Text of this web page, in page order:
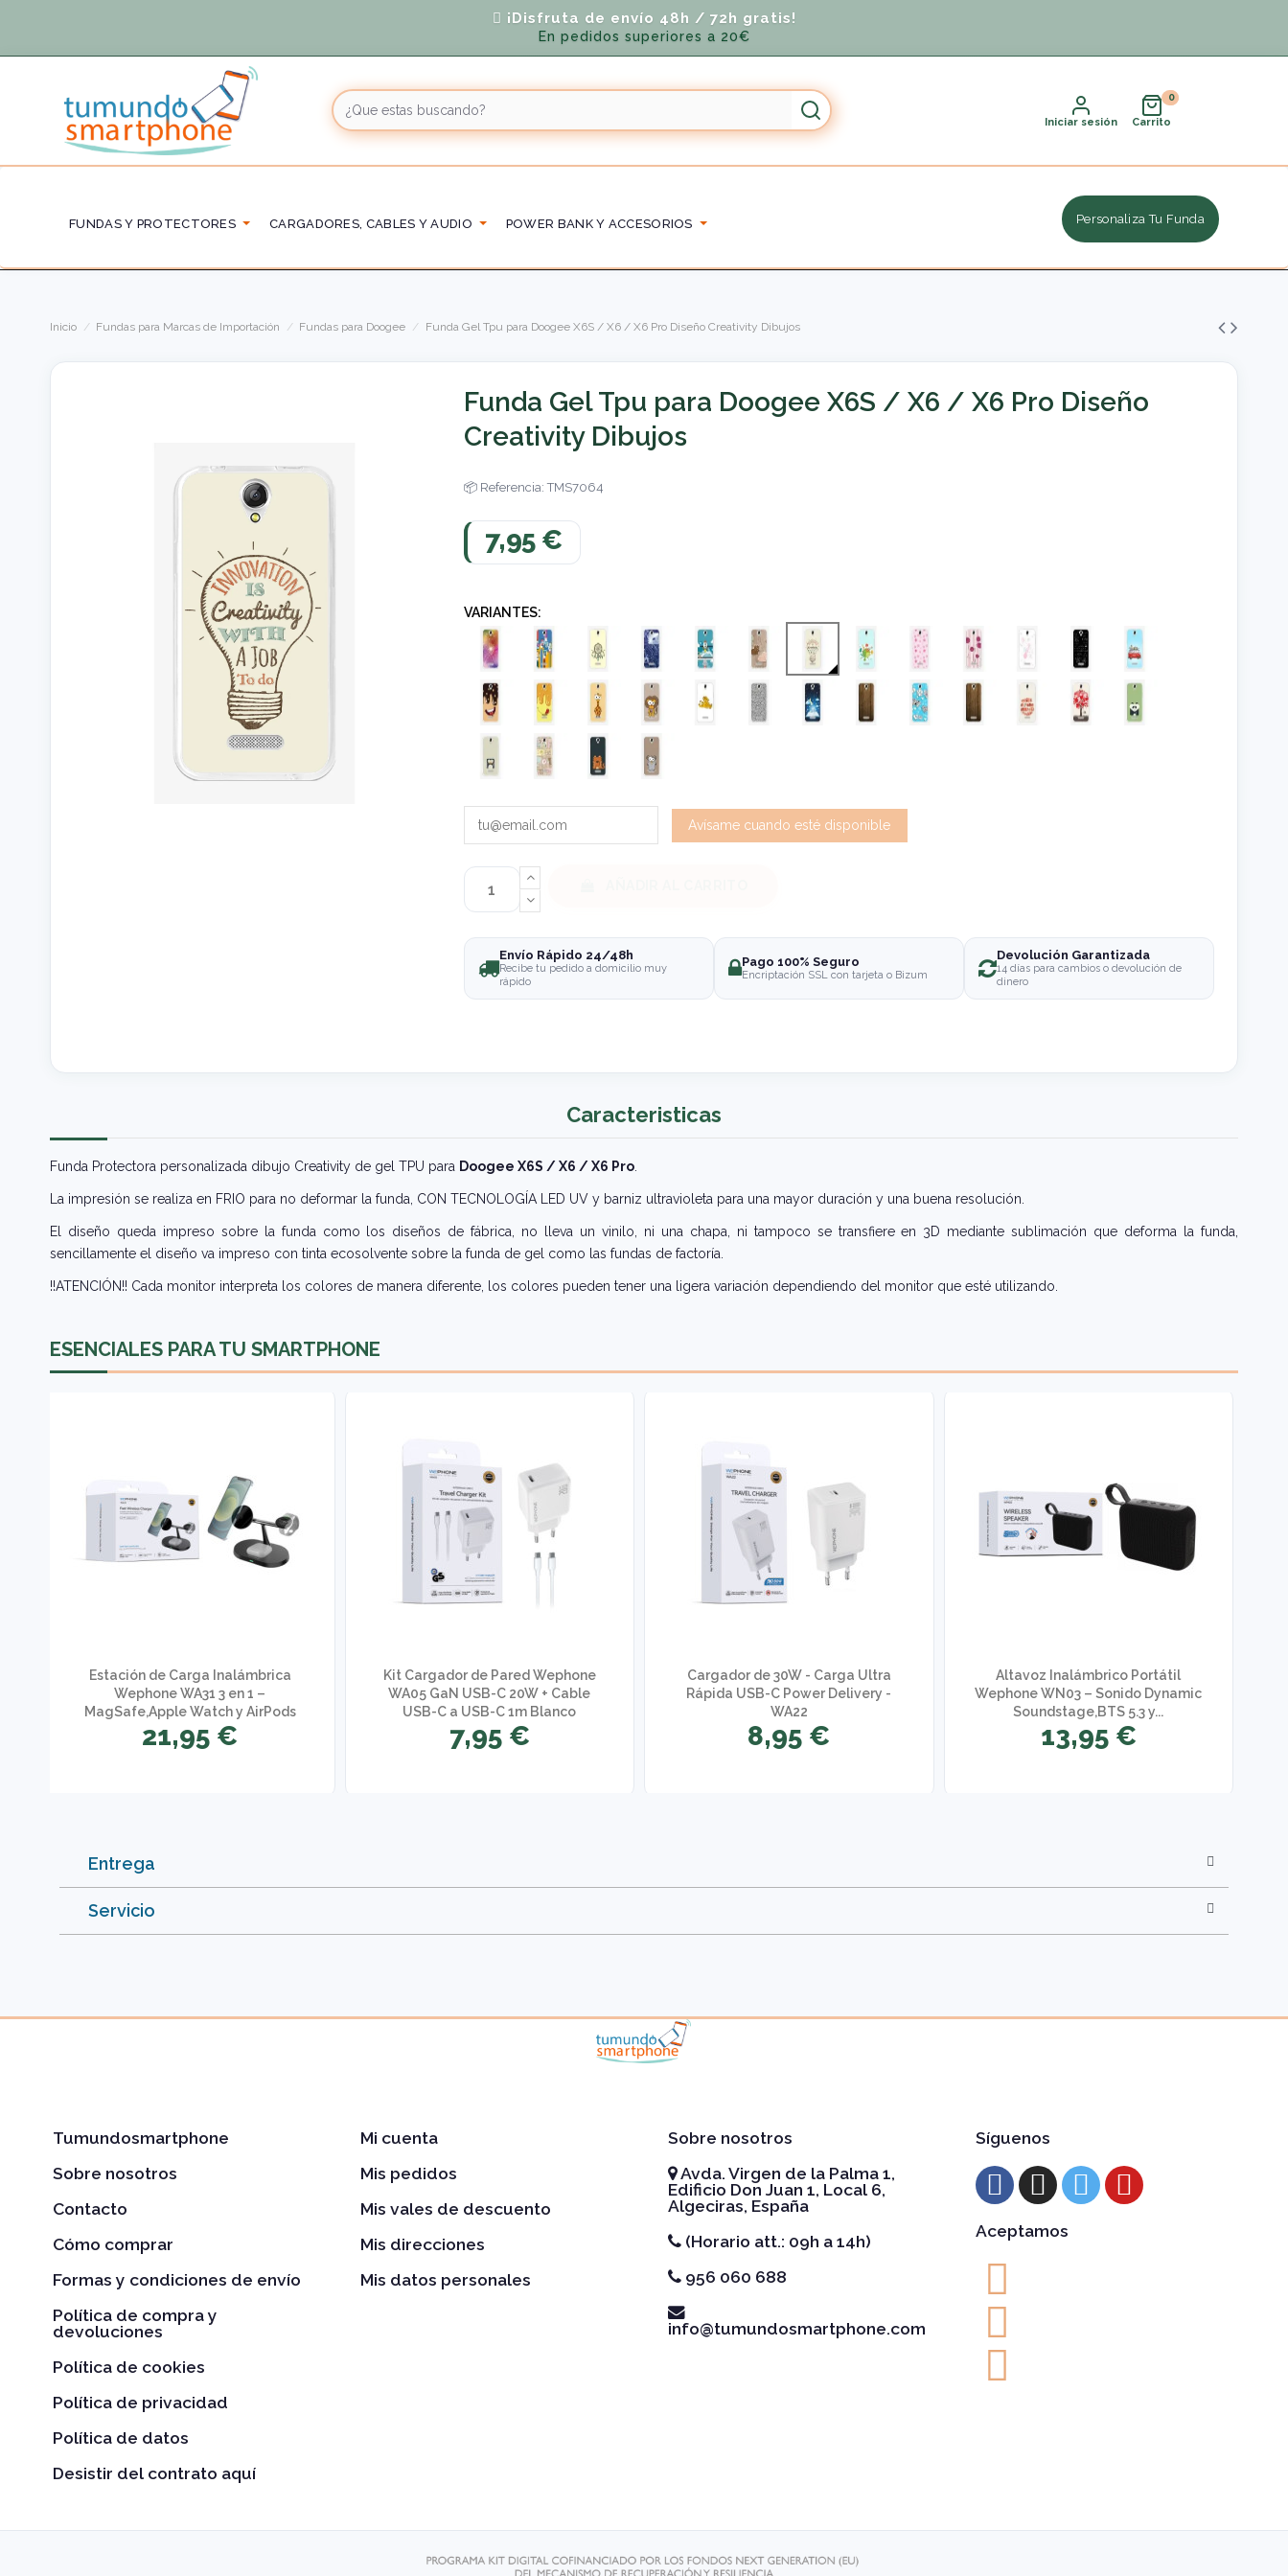
¡Disfruta de envío 48h / 72h gratis!
En pedidos superiores a 20€
Iniciar sesión Carrito
FUNDAS Y PROTECTORES CARGADORES, CABLES Y AUDIO POWER BANK Y ACCESORIOS Personaliza Tu Funda
Inicio Fundas para Marcas de Importación Fundas para Doogee Funda Gel Tpu para Doogee X6S / X6 / X6 Pro Diseño Creativity Dibujos
Funda Gel Tpu para Doogee X6S / X6 / X6 Pro Diseño
Creativity Dibujos
Referencia: TMS7064
7,95 €
VARIANTES:
Envío Rápido 24/48h
Recibe tu pedido a domicilio muy
rápido
Pago 100% Seguro
Encriptación SSL con tarjeta o Bizum
Devolución Garantizada
14 días para cambios o devolución de
dinero
Caracteristicas
Funda Protectora personalizada dibujo Creativity de gel TPU para Doogee X6S / X6 / X6 Pro
La impresión se realiza en FRIO para no deformar la funda, CON TECNOLOGÍA LED UV y barniz ultravioleta para una mayor duración y una buena resolución.
El diseño queda impreso sobre la funda como los diseños de fábrica, no lleva un vinilo, ni una chapa, ni tampoco se transfiere en 3D mediante sublimación que deforma la funda,
sencillamente el diseño va impreso con tinta ecosolvente sobre la funda de gel como las fundas de factoría.
!!ATENCIÓN!! Cada monitor interpreta los colores de manera diferente, los colores pueden tener una ligera variación dependiendo del monitor que esté utilizando.
ESENCIALES PARA TU SMARTPHONE
Estación de Carga Inalámbrica
Wephone WA31 3 en 1 –
MagSafe,Apple Watch y AirPods
21,95 €
Kit Cargador de Pared Wephone
WA05 GaN USB-C 20W + Cable
USB-C a USB-C 1m Blanco
7,95 €
Cargador de 30W - Carga Ultra
Rápida USB-C Power Delivery -
WA22
8,95 €
Altavoz Inalámbrico Portátil
Wephone WN03 – Sonido Dynamic
Soundstage,BTS 5.3 y...
13,95 €
Entrega
Servicio
Tumundosmartphone
Sobre nosotros
Contacto
Cómo comprar
Formas y condiciones de envío
Política de compra y
devoluciones
Política de cookies
Política de privacidad
Política de datos
Desistir del contrato aquí
Mi cuenta
Mis pedidos
Mis vales de descuento
Mis direcciones
Mis datos personales
Sobre nosotros
Avda. Virgen de la Palma 1,
Edificio Don Juan 1, Local 6,
Algeciras, España
(Horario att.: 09h a 14h)
956 060 688
info@tumundosmartphone.com
Síguenos
Aceptamos